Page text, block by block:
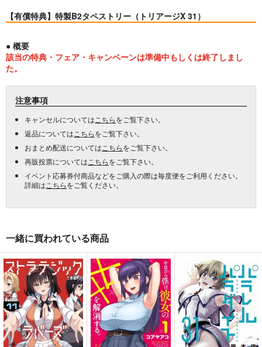
【有償特典】特製B2タペストリー（トリアージX 31）
● 概要
該当の特典・フェア・キャンペーンは準備中もしくは終了しまし
た。
注意事項
キャンセルについては こちらをご覧下さい。
返品については こちらをご覧下さい。
おまとめ配送については こちらをご覧下さい。
再販投票については こちらをご覧下さい。
イベント応募券付商品などをご購入の際は毎度便をご利用ください。
詳細は こちらをご覧ください。
一緒に買われている商品